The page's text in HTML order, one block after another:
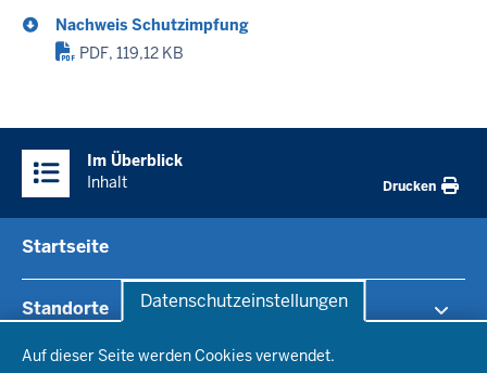
Datenschutzeinstellungen
Auf dieser Seite werden Cookies verwendet.
Nachweis Schutzimpfung
PDF, 119,12 KB
Im Überblick
Inhalt
Drucken
Startseite
Standorte
RB Arnsberg